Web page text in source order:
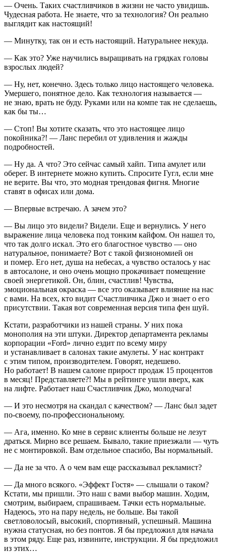
— Очень. Таких счастливчиков в жизни не часто увидишь.
Чудесная работа. Не знаете, что за технология? Он реально
выглядит как настоящий!
— Минутку, так он и есть настоящий. Натуральнее некуда.
— Как это? Уже научились выращивать на грядках головы
взрослых людей?
— Ну, нет, конечно. Здесь только лицо настоящего человека.
Умершего, понятное дело. Как технология называется —
не знаю, врать не буду. Руками или на компе так не сделаешь,
как бы ты…
— Стоп! Вы хотите сказать, что это настоящее лицо
покойника?! — Ланс перебил от удивления и жажды
подробностей.
— Ну да. А что? Это сейчас самый хайп. Типа амулет или
оберег. В интернете можно купить. Спросите Гугл, если мне
не верите. Вы что, это модная трендовая фигня. Многие
ставят в офисах или дома.
— Впервые встречаю. А зачем это?
— Вы лицо это видели? Видели. Еще и вернулись. У него
выражение лица человека под тонким кайфом. Он нашел то,
что так долго искал. Это его благостное чувство — оно
натуральное, понимаете? Вот с такой физиономией он
и помер. Его нет, душа на небесах, а чувство осталось у нас
в автосалоне, и оно очень мощно прокачивает помещение
своей энергетикой. Он, блин, счастлив! Чувства,
эмоциональная окраска — все это оказывает влияние на нас
с вами. На всех, кто видит Счастливчика Джо и знает о его
присутствии. Такая вот современная версия типа фен шуй.
Кстати, разработчики из нашей страны. У них пока
монополия на эти штуки. Директор департамента рекламы
корпорации «Ford» лично ездит по всему миру
и устанавливает в салонах такие амулеты. У нас контракт
с этим типом, производителем. Говорят, недешево.
Но работает! В нашем салоне прирост продаж 15 процентов
в месяц! Представляете?! Мы в рейтинге ушли вверх, как
на лифте. Работает наш Счастливчик Джо, молодчага!
— И это несмотря на скандал с качеством? — Ланс был задет
по-своему, по-профессиональному.
— Ага, именно. Ко мне в сервис клиенты больше не лезут
драться. Мирно все решаем. Бывало, такие приезжали — чуть
не с монтировкой. Вам отдельное спасибо, Вы нормальный.
— Да не за что. А о чем вам еще рассказывал рекламист?
— Да много всякого. «Эффект Гостя» — слышали о таком?
Кстати, мы пришли. Это наш с вами выбор машин. Ходим,
смотрим, выбираем, спрашиваем. Тачки есть нормальные.
Надеюсь, это на пару недель, не больше. Вы такой
светловолосый, высокий, спортивный, успешный. Машина
нужна статусная, но без понтов. Я бы предложил для начала
в этом ряду. Еще раз, извините, инструкции. Я бы предложил
из этих…